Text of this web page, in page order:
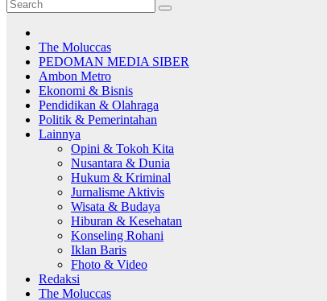
The Moluccas
PEDOMAN MEDIA SIBER
Ambon Metro
Ekonomi & Bisnis
Pendidikan & Olahraga
Politik & Pemerintahan
Lainnya
Opini & Tokoh Kita
Nusantara & Dunia
Hukum & Kriminal
Jurnalisme Aktivis
Wisata & Budaya
Hiburan & Kesehatan
Konseling Rohani
Iklan Baris
Fhoto & Video
Redaksi
The Moluccas